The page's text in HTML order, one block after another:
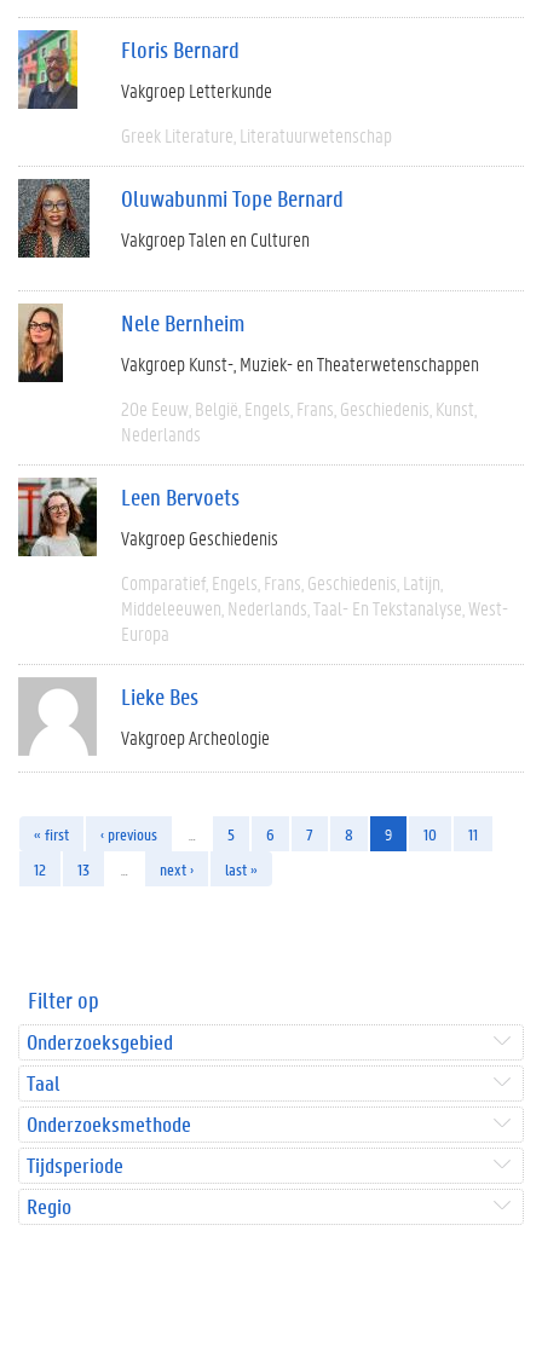
Floris Bernard
Vakgroep Letterkunde
Greek Literature Literatuurwetenschap
Oluwabunmi Tope Bernard
Vakgroep Talen en Culturen
Nele Bernheim
Vakgroep Kunst-, Muziek- en Theaterwetenschappen
20e Eeuw België Engels Frans Geschiedenis Kunst
Nederlands
Leen Bervoets
Vakgroep Geschiedenis
Comparatief Engels Frans Geschiedenis Latijn
Middeleeuwen Nederlands Taal- En Tekstanalyse West-
Europa
Lieke Bes
Vakgroep Archeologie
« first ‹ previous 5 6 7 8 9 10
11
12
13 next › last »
Filter op
Onderzoeksgebied
Taal
Onderzoeksmethode
Tijdsperiode
Regio